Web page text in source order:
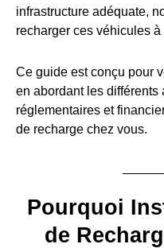
infrastructure adéquate,
recharger ces véhicules
Ce guide est conçu pour
en abordant les différents
réglementaires et
de recharge chez vous.
Pourquoi
de